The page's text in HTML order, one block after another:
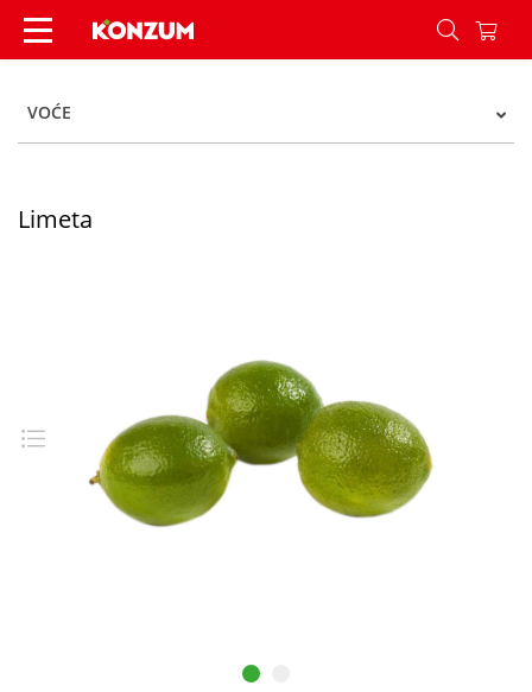
Limeta - Konzum
VOĆE
Limeta